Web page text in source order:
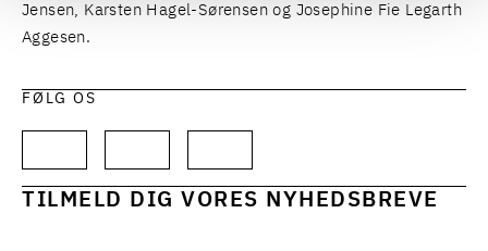
Jensen, Karsten Hagel-Sørensen og Josephine Fie Legarth
Aggesen.
FØLG OS
TILMELD DIG VORES NYHEDSBREVE